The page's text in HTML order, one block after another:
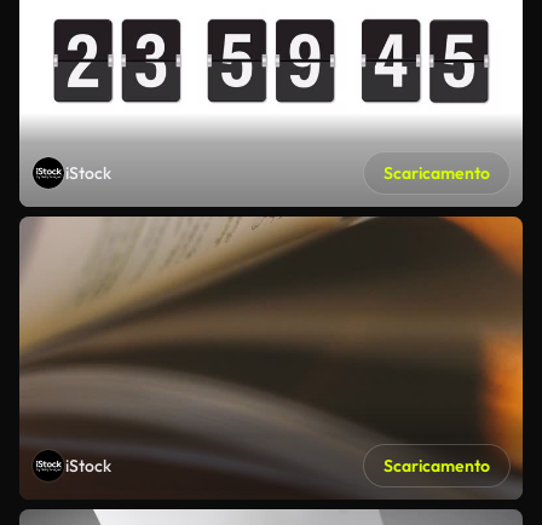
iStock Scaricamento
iStock Scaricamento